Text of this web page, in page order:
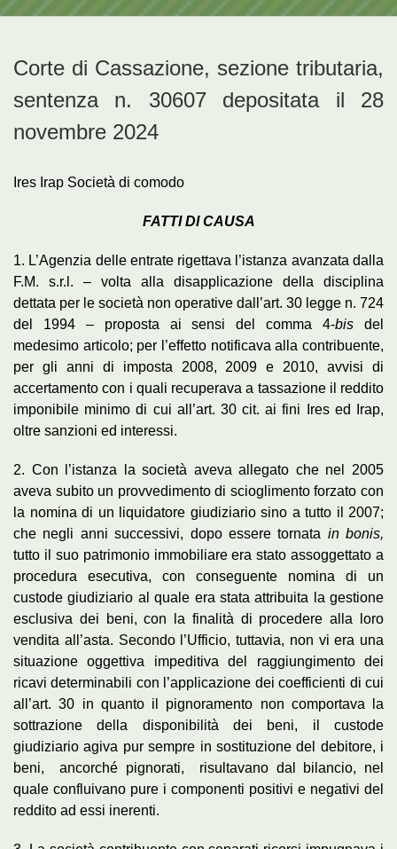
Corte di Cassazione, sezione tributaria,
sentenza n. 30607 depositata il 28
novembre 2024
Ires Irap Società di comodo
FATTI DI CAUSA
1. L’Agenzia delle entrate rigettava l’istanza avanzata dalla
F.M. s.r.l. – volta alla disapplicazione della disciplina
dettata per le società non operative dall’art. 30 legge n. 724
del 1994 – proposta ai sensi del comma 4-bisdel
medesimo articolo; per l’effetto notificava alla contribuente,
per gli anni di imposta 2008, 2009 e 2010, avvisi di
accertamento con i quali recuperava a tassazione il reddito
imponibile minimo di cui all’art. 30 cit. ai fini Ires ed Irap,
oltre sanzioni ed interessi.
2. Con l’istanza la società aveva allegato che nel 2005
aveva subito un provvedimento di scioglimento forzato con
la nomina di un liquidatore giudiziario sino a tutto il 2007;
che negli anni successivi, dopo essere tornata in bonis,
tutto il suo patrimonio immobiliare era stato assoggettato a
procedura esecutiva, con conseguente nomina di un
custode giudiziario al quale era stata attribuita la gestione
esclusiva dei beni, con la finalità di procedere alla loro
vendita all’asta. Secondo l’Ufficio, tuttavia, non vi era una
situazione oggettiva impeditiva del raggiungimento dei
ricavi determinabili con l’applicazione dei coefficienti di cui
all’art. 30 in quanto il pignoramento non comportava la
sottrazione della disponibilità dei beni, il custode
giudiziario agiva pur sempre in sostituzione del debitore, i
beni, ancorché pignorati, risultavano dal bilancio, nel
quale confluivano pure i componenti positivi e negativi del
reddito ad essi inerenti.